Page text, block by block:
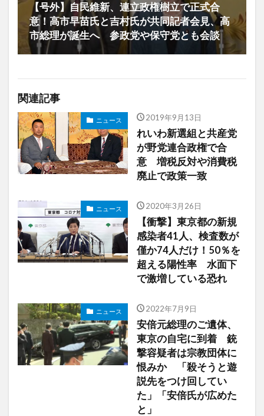
【号外】自民維新、連立政権樹立で正式合
意！高市早苗氏と吉村氏が共同記者会見、高
市総理が誕生へ 参政党や保守党とも会談
関連記事
ニュース 2019年9月13日
れいわ新選組と共産党
が野党連合政権で合
意 増税反対や消費税
廃止で政策一致
ニュース 2020年3月26日
【衝撃】東京都の新規
感染者41人、検査数が
僅か74人だけ！50％を
超える陽性率 水面下
で激増している恐れ
ニュース 2022年7月9日
安倍元総理のご遺体、
東京の自宅に到着 銃
撃容疑者は宗教団体に
恨みか 「殺そうと遊
説先をつけ回してい
た」「安倍氏が広めた
と」